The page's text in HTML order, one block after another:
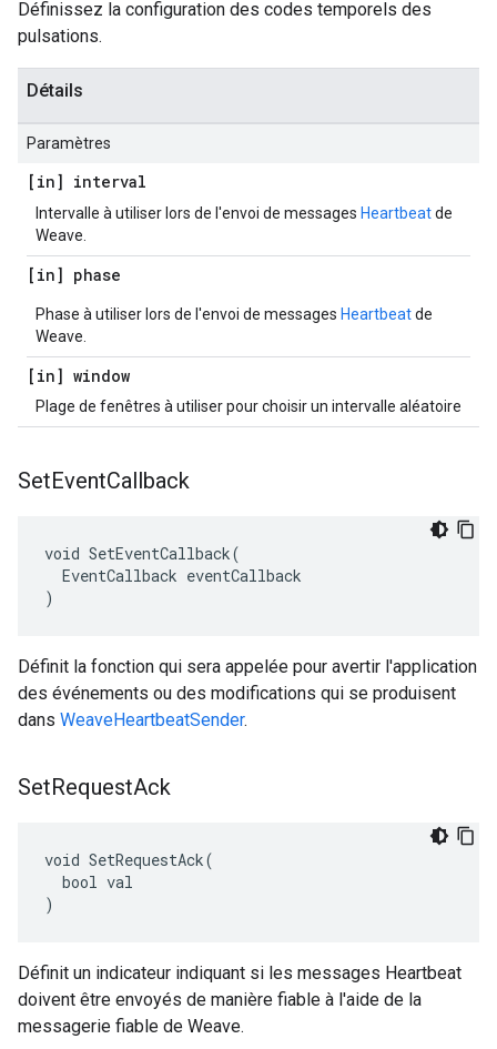
Définissez la configuration des codes temporels des
pulsations.
Détails
Paramètres
[in] interval
Intervalle à utiliser lors de l'envoi de messages Heartbeatde
Weave.
[in] phase
Phase à utiliser lors de l'envoi de messages Heartbeatde
Weave.
[in] window
Plage de fenêtres à utiliser pour choisir un intervalle aléatoire
SetEventCallback
void SetEventCallback(
  EventCallback eventCallback
)
Définit la fonction qui sera appelée pour avertir l'application
des événements ou des modifications qui se produisent
dans WeaveHeartbeatSender.
SetRequestAck
void SetRequestAck(
  bool val
)
Définit un indicateur indiquant si les messages Heartbeat
doivent être envoyés de manière fiable à l'aide de la
messagerie fiable de Weave.